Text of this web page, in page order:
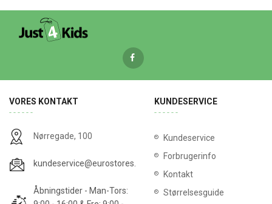
VORES KONTAKT
Nørregade, 100
kundeservice@eurostores.dk
Åbningstider - Man-Tors:
KUNDESERVICE
Kundeservice
Forbrugerinfo
Kontakt
Størrelsesguide